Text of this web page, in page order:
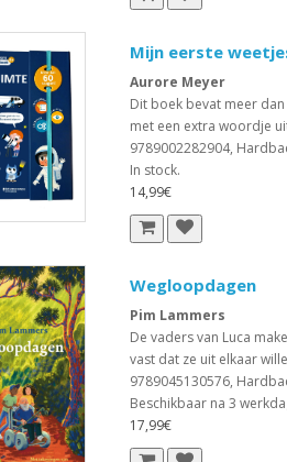
Mijn eerste
Aurore Meyer
Dit boek bevat meer
met een extra woordje
9789002282904,
In stock.
14,99€
Wegloopdagen
Pim Lammers
De vaders van Luca
vast dat ze uit elkaar
9789045130576,
Beschikbaar na 3
17,99€